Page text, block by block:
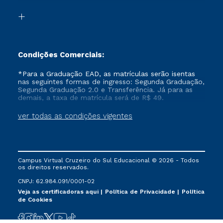
Formação Pedagógica - R2
Condições Comerciais:
ver todas as condições vigentes
*Para a Graduação EAD, as matrículas serão isentas
nas seguintes formas de ingresso: Segunda Graduação,
Segunda Graduação 2.0 e Transferência. Já para as
demais, a taxa de matrícula será de R$ 49.
Campus Virtual Cruzeiro do Sul Educacional © 2026 - Todos
os direitos reservados.
CNPJ: 62.984.091/0001-02
Veja as certificadoras aqui
Política de Privacidade
Política
de Cookies